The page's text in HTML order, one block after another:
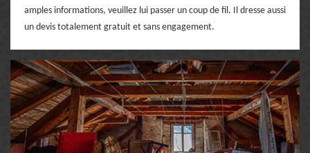
amples informations, veuillez lui passer un coup de fil. Il dresse aussi
un devis totalement gratuit et sans engagement.